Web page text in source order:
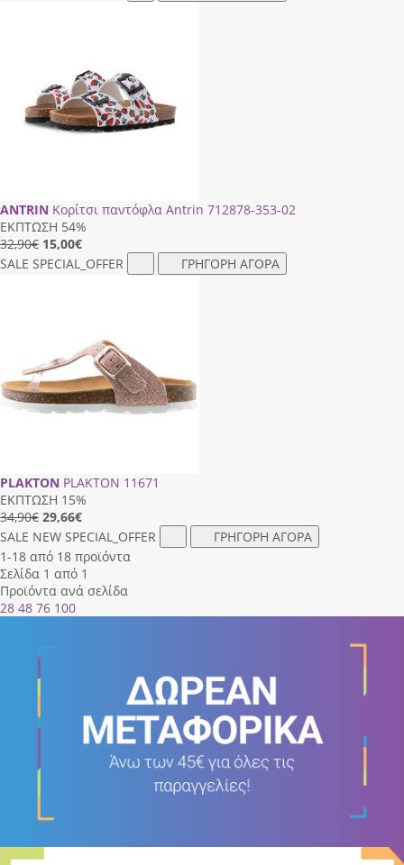
ANTRIN Κορίτσι παντόφλα Antrin 712878-353-02
ΕΚΠΤΩΣΗ 54%
32,90€ 15,00€
SALE SPECIAL_OFFER ΓΡΗΓΟΡΗ ΑΓΟΡΑ
PLAKTON PLAKTON 11671
ΕΚΠΤΩΣΗ 15%
34,90€ 29,66€
SALE NEW SPECIAL_OFFER
ΓΡΗΓΟΡΗ ΑΓΟΡΑ
1-18 από 18 προϊόντα
Σελίδα 1 από 1
Προϊόντα ανά σελίδα
28 48 76 100